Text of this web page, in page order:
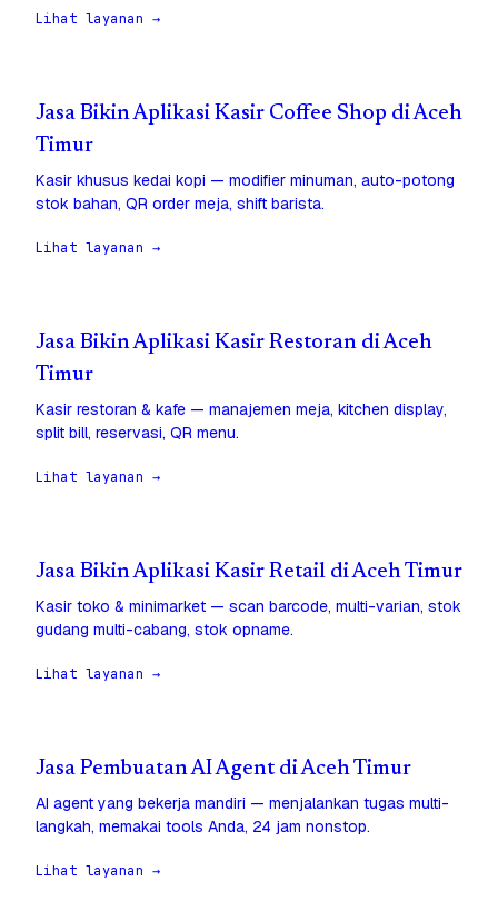
Lihat layanan →
Jasa Bikin Aplikasi Kasir Coffee Shop di Aceh
Timur
Kasir khusus kedai kopi — modifier minuman, auto-potong
stok bahan, QR order meja, shift barista.
Lihat layanan →
Jasa Bikin Aplikasi Kasir Restoran di Aceh
Timur
Kasir restoran & kafe — manajemen meja, kitchen display,
split bill, reservasi, QR menu.
Lihat layanan →
Jasa Bikin Aplikasi Kasir Retail di Aceh Timur
Kasir toko & minimarket — scan barcode, multi-varian, stok
gudang multi-cabang, stok opname.
Lihat layanan →
Jasa Pembuatan AI Agent di Aceh Timur
AI agent yang bekerja mandiri — menjalankan tugas multi-
langkah, memakai tools Anda, 24 jam nonstop.
Lihat layanan →